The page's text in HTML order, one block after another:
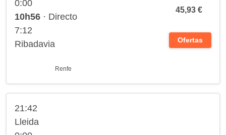
0:00
10h56 · Directo
7:12
Ribadavia
Renfe
45,93 €
Ofertas
21:42
Lleida